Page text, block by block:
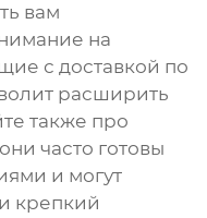
вам
на
с доставкой по
расширить
также про
часто готовы
и могут
крепкий